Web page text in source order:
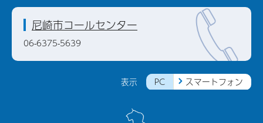
表示 PC スマートフォン
尼崎市コールセンター
06-6375-5639